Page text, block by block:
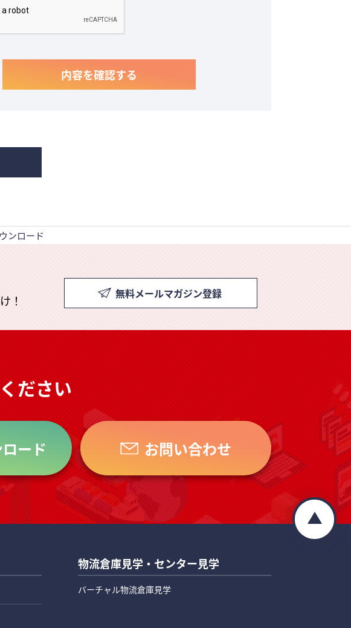
ンロード
！ 無料メールマガジン登録
ださい
ード お問い合わせ
物流倉庫見学・センター見学
バーチャル物流倉庫見学